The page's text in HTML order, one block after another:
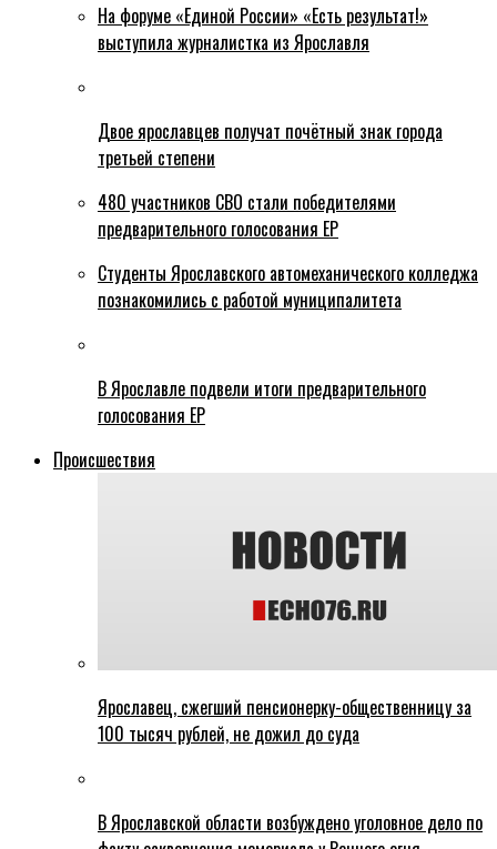
На форуме «Единой России» «Есть результат!»
выступила журналистка из Ярославля
Двое ярославцев получат почётный знак города
третьей степени
480 участников СВО стали победителями
предварительного голосования ЕР
Студенты Ярославского автомеханического колледжа
познакомились с работой муниципалитета
В Ярославле подвели итоги предварительного
голосования ЕР
Происшествия
Ярославец, сжегший пенсионерку-общественницу за
100 тысяч рублей, не дожил до суда
В Ярославской области возбуждено уголовное дело по